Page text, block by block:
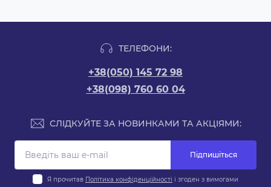
ТЕЛЕФОНИ:
+38(050) 145 72 98
+38(098) 760 60 04
СЛІДКУЙТЕ ЗА НОВИНКАМИ ТА АКЦІЯМИ:
Підпишіться
Я прочитав Політика конфіденційності і згоден з вимогами